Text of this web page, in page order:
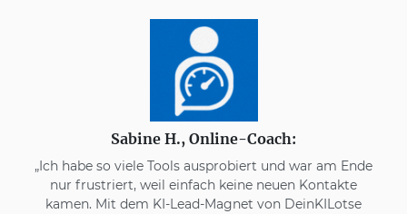
Sabine H., Online-Coach:
„Ich habe so viele Tools ausprobiert und war am Ende
nur frustriert, weil einfach keine neuen Kontakte
kamen. Mit dem KI-Lead-Magnet von DeinKILotse